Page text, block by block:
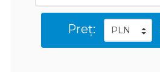
Preț: